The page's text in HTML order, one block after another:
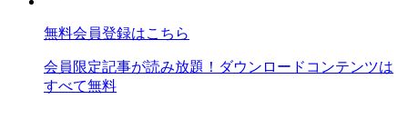
無料会員登録はこちら
会員限定記事が読み放題！ダウンロードコンテンツは
すべて無料